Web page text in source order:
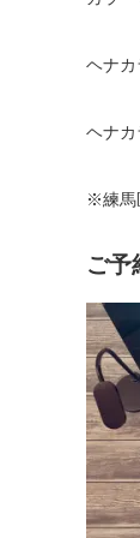
ヘナ
ヘナ
※練馬
ご予